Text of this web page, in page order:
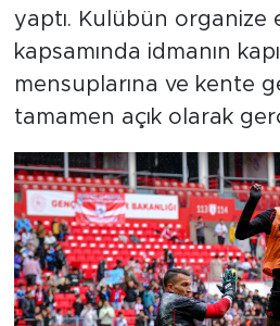
yaptı. Kulübün organize
kapsamında idmanın
mensuplarına ve kente
tamamen açık olarak